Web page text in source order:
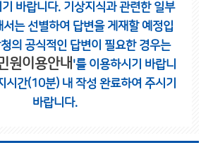
바랍니다. 기상지식과 관련한 일부
서는 선별하여 답변을 게재할 예정입
의 공식적인 답변이 필요한 경우는
원이용안내 '를 이용하시기 바랍니
시간(10분) 내 작성 완료하여 주시기
바랍니다.